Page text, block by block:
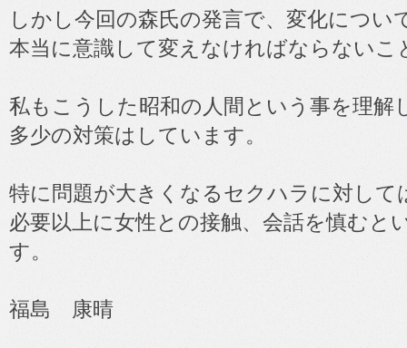
しかし今回の森氏の発言で、変化につい
本当に意識して変えなければならないこ
私もこうした昭和の人間という事を理解
多少の対策はしています。
特に問題が大きくなるセクハラに対して
必要以上に女性との接触、会話を慎むと
す。
福島 康晴